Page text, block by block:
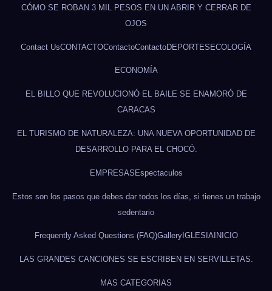
CÓMO SE ROBAN 3 MIL PESOS EN UN ABRIR Y CERRAR DE
OJOS
Contact UsCONTACTOContactoContactoDEPORTESECOLOGÍA
ECONOMÍA
EL BILLO QUE REVOLUCIONÓ EL BAILE SE ENAMORÓ DE
CARACAS
EL TURISMO DE NATURALEZA: UNA NUEVA OPORTUNIDAD DE
DESARROLLO PARA EL CHOCÓ.
EMPRESASEspectaculos
Estos son los pasos que debes dar todos los días, si tienes un trabajo
sedentario
Frequently Asked Questions (FAQ)GalleryIGLESIAINICIO
LAS GRANDES CANCIONES SE ESCRIBEN EN SERVILLETAS.
MAS CATEGORIAS